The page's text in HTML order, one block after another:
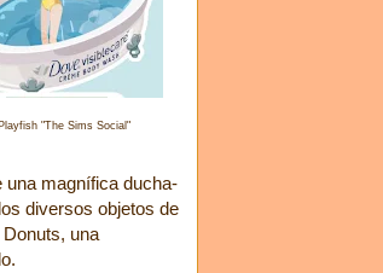
"The Sims Social"
una magnífica ducha-
diversos objetos de
una